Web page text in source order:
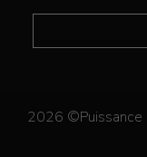
2026 ©Puissance